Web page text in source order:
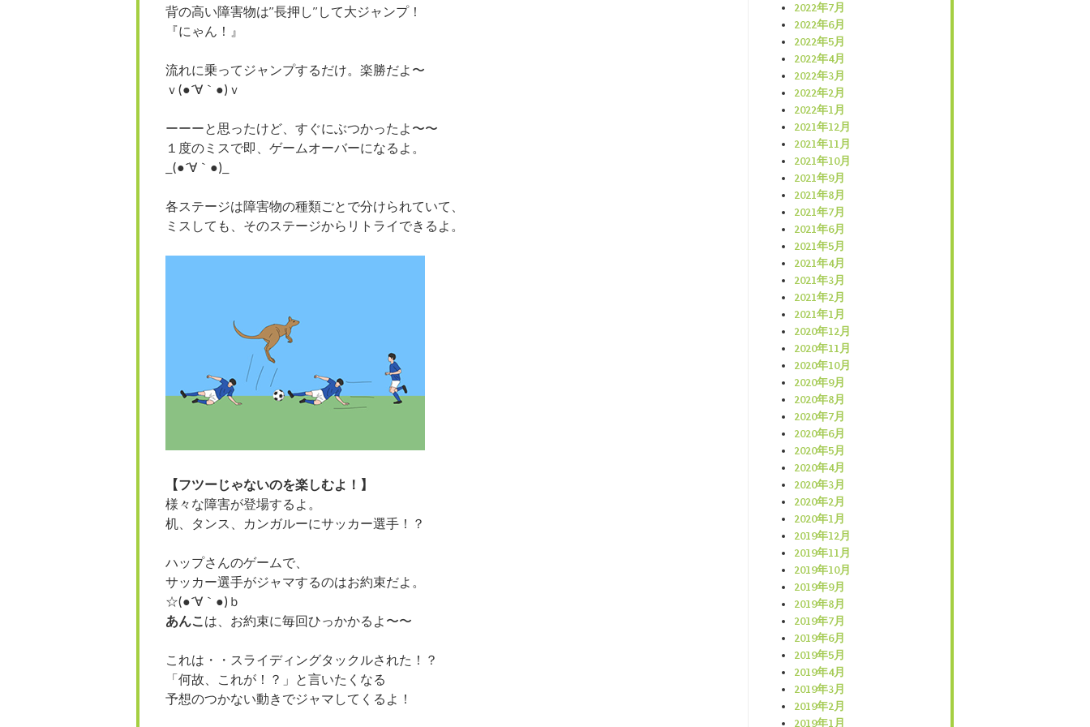
背の高い障害物は”長押し”して大ジャンプ！
『にゃん！』
流れに乗ってジャンプするだけ。楽勝だよ〜
ｖ(●´∀｀●)ｖ
ーーーと思ったけど、すぐにぶつかったよ〜〜
１度のミスで即、ゲームオーバーになるよ。
_(●´∀｀●)_
各ステージは障害物の種類ごとで分けられていて、
ミスしても、そのステージからリトライできるよ。
【フツーじゃないのを楽しむよ！】
様々な障害が登場するよ。
机、タンス、カンガルーにサッカー選手！？
ハップさんのゲームで、
サッカー選手がジャマするのはお約束だよ。
☆(●´∀｀●)ｂ
あんこは、お約束に毎回ひっかかるよ〜〜
これは・・スライディングタックルされた！？
「何故、これが！？」と言いたくなる
予想のつかない動きでジャマしてくるよ！
2022年7月
2022年6月
2022年5月
2022年4月
2022年3月
2022年2月
2022年1月
2021年12月
2021年11月
2021年10月
2021年9月
2021年8月
2021年7月
2021年6月
2021年5月
2021年4月
2021年3月
2021年2月
2021年1月
2020年12月
2020年11月
2020年10月
2020年9月
2020年8月
2020年7月
2020年6月
2020年5月
2020年4月
2020年3月
2020年2月
2020年1月
2019年12月
2019年11月
2019年10月
2019年9月
2019年8月
2019年7月
2019年6月
2019年5月
2019年4月
2019年3月
2019年2月
2019年1月